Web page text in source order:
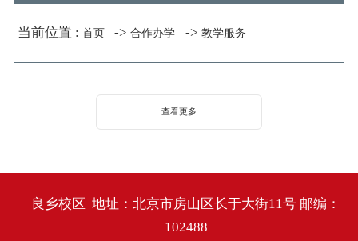
当前位置 :首页 ->合作办学 -> 教学服务
查看更多
良乡校区 地址：北京市房山区长于大街11号 邮编：
102488